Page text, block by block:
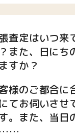
査定はいつ来
また、日にち
すか？
様のご都合に
てお伺いさせ
。また、当日
……